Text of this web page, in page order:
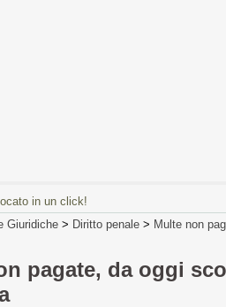
in un click!
Giuridiche > Diritto penale > Multe non
pagate, da oggi